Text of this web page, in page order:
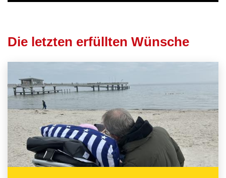
Die letzten erfüllten Wünsche